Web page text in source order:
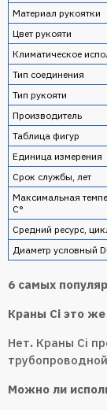
Материал рукоятки
Цвет рукояти
Климатическое
Тип соединения
Тип рукояти
Производитель
Таблица фигур
Единица измерения
Срок службы, лет
Максимальная
С°
Средний ресурс,
Диаметр условный
6 самых
Краны Ci это же
Нет. Краны Ci
Можно ли